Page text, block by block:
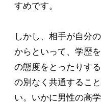
すめです。
しかし、相手が自分
からといって、学歴
の態度をとったりす
の別なく共通するこ
い。いかに男性の高